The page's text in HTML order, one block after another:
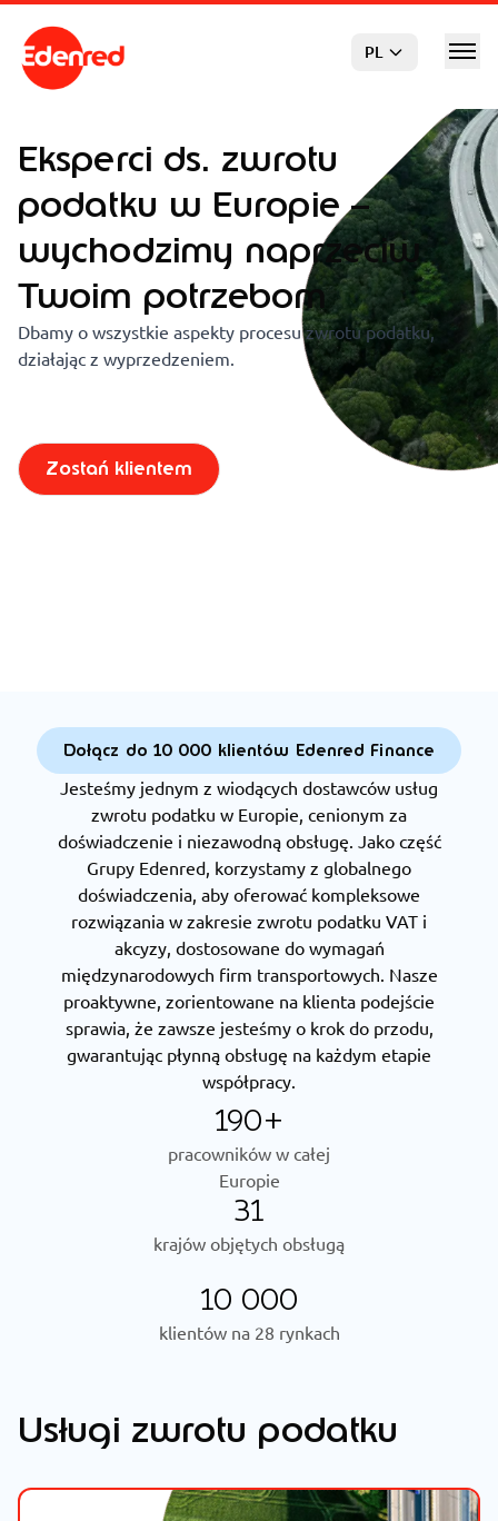
Przejdź do głównej treści
PL
Eksperci ds. zwrotu
podatku w Europie –
wychodzimy naprzeciw
Twoim potrzebom
Dbamy o wszystkie aspekty procesu zwrotu podatku,
działając z wyprzedzeniem.
Zostań klientem
Dołącz do 10 000 klientów Edenred Finance
Jesteśmy jednym z wiodących dostawców usług
zwrotu podatku w Europie, cenionym za
doświadczenie i niezawodną obsługę. Jako część
Grupy Edenred, korzystamy z globalnego
doświadczenia, aby oferować kompleksowe
rozwiązania w zakresie zwrotu podatku VAT i
akcyzy, dostosowane do wymagań
międzynarodowych firm transportowych. Nasze
proaktywne, zorientowane na klienta podejście
sprawia, że zawsze jesteśmy o krok do przodu,
gwarantując płynną obsługę na każdym etapie
współpracy.
190+
pracowników w całej
Europie
31
krajów objętych obsługą
10 000
klientów na 28 rynkach
Usługi zwrotu podatku